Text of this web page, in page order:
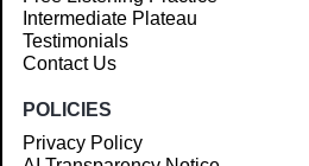
Intermediate Plateau
Testimonials
Contact Us
POLICIES
Privacy Policy